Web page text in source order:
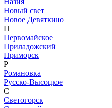
Назия
Новый свет
Новое Девяткино
П
Первомайское
Приладожский
Приморск
Р
Романовка
Русско-Высоцкое
С
Светогорск